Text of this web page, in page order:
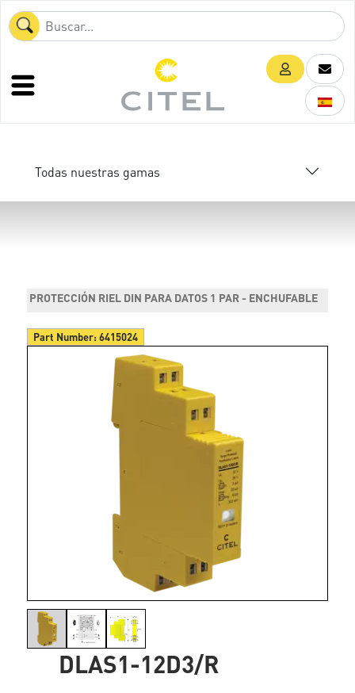
Todas nuestras gamas
PROTECCIÓN RIEL DIN PARA DATOS 1 PAR - ENCHUFABLE
Part Number:6415024
DLAS1-12D3/R